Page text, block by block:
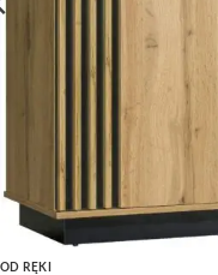
OD RĘKI